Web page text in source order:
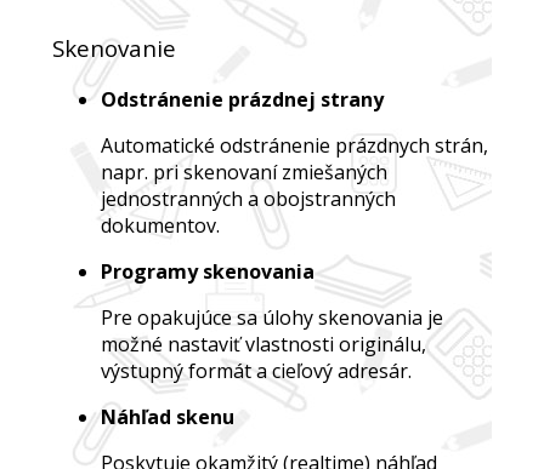
Skenovanie
Odstránenie prázdnej strany
Automatické odstránenie prázdnych strán,
napr. pri skenovaní zmiešaných
jednostranných a obojstranných
dokumentov.
Programy skenovania
Pre opakujúce sa úlohy skenovania je
možné nastaviť vlastnosti originálu,
výstupný formát a cieľový adresár.
Náhľad skenu
Poskytuje okamžitý (realtime) náhľad